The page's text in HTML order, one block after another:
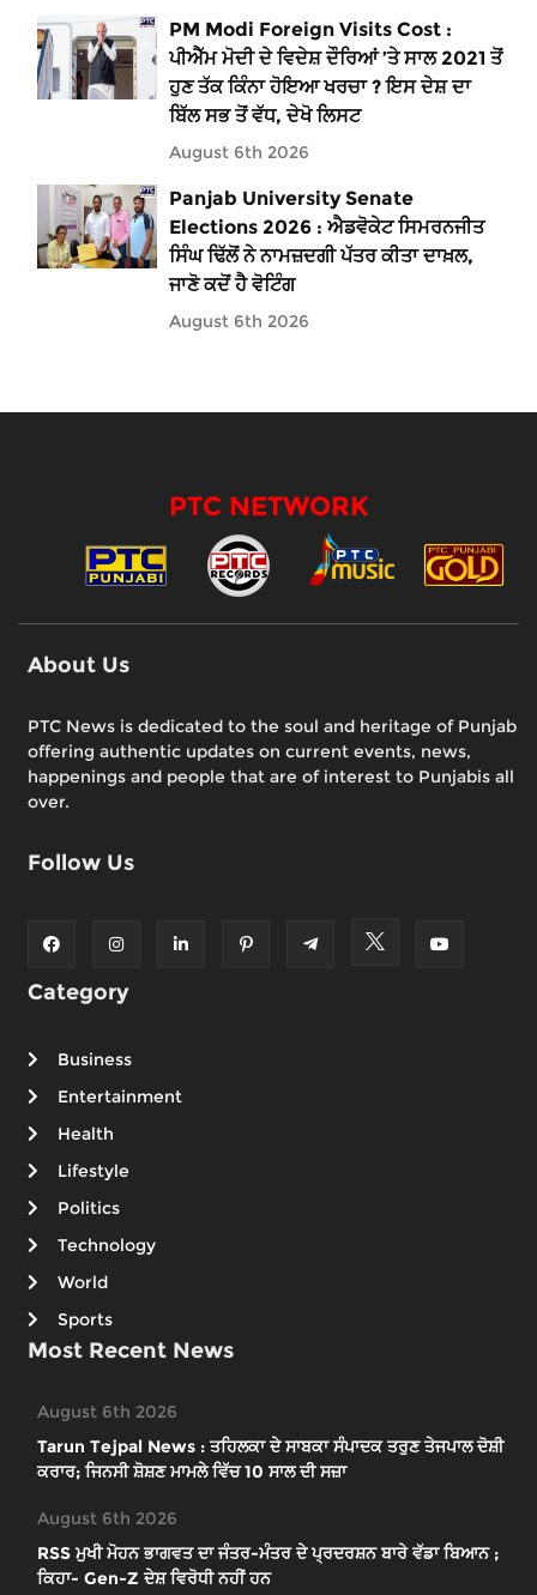
PM Modi Foreign Visits Cost :
ਪੀਐੱਮ ਮੋਦੀ ਦੇ ਵਿਦੇਸ਼ ਦੌਰਿਆਂ ’ਤੇ ਸਾਲ 2021 ਤੋਂ
ਹੁਣ ਤੱਕ ਕਿੰਨਾ ਹੋਇਆ ਖਰਚਾ ? ਇਸ ਦੇਸ਼ ਦਾ
ਬਿੱਲ ਸਭ ਤੋਂ ਵੱਧ, ਦੇਖੋ ਲਿਸਟ
August 6th 2026
Panjab University Senate
Elections 2026 : ਐਡਵੋਕੇਟ ਸਿਮਰਨਜੀਤ
ਸਿੰਘ ਢਿੱਲੋਂ ਨੇ ਨਾਮਜ਼ਦਗੀ ਪੱਤਰ ਕੀਤਾ ਦਾਖ਼ਲ,
ਜਾਣੋ ਕਦੋਂ ਹੈ ਵੋਟਿੰਗ
August 6th 2026
PTC NETWORK
About Us
PTC News is dedicated to the soul and heritage of Punjab
offering authentic updates on current events, news,
happenings and people that are of interest to Punjabis all
over.
Follow Us
Category
Business
Entertainment
Health
Lifestyle
Politics
Technology
World
Sports
Most Recent News
August 6th 2026
Tarun Tejpal News : ਤਹਿਲਕਾ ਦੇ ਸਾਬਕਾ ਸੰਪਾਦਕ ਤਰੁਣ ਤੇਜਪਾਲ ਦੋਸ਼ੀ
ਕਰਾਰ; ਜਿਨਸੀ ਸ਼ੋਸ਼ਣ ਮਾਮਲੇ ਵਿੱਚ 10 ਸਾਲ ਦੀ ਸਜ਼ਾ
August 6th 2026
RSS ਮੁਖੀ ਮੋਹਨ ਭਾਗਵਤ ਦਾ ਜੰਤਰ-ਮੰਤਰ ਦੇ ਪ੍ਰਦਰਸ਼ਨ ਬਾਰੇ ਵੱਡਾ ਬਿਆਨ ;
ਕਿਹਾ- Gen-Z ਦੇਸ਼ ਵਿਰੋਧੀ ਨਹੀਂ ਹਨ